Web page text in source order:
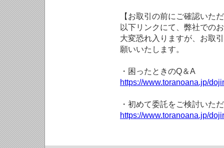
【お取引の前にご確認いた
以下リンクにて、弊社での
大変恐れ入りますが、お取
願いいたします。
・困ったときのQ＆A
https://www.toranoana.jp/
・初めて委託をご検討いた
https://www.toranoana.jp/